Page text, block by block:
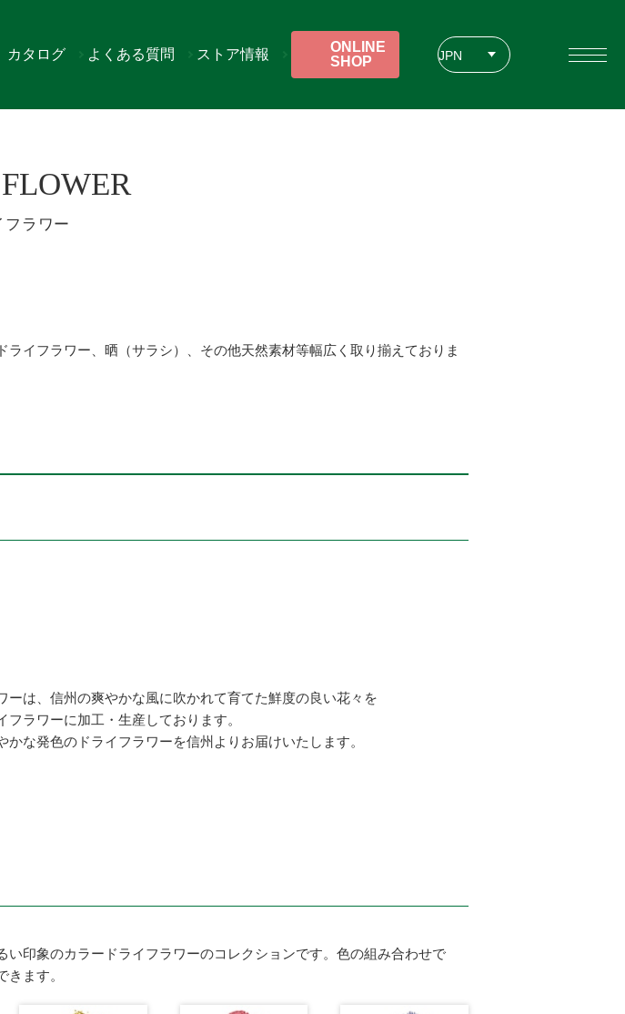
JPN
カタログ よくある質問 ストア情報
ONLINE
SHOP
フラワー
イフラワー、晒（サラシ）、その他天然素材等幅広く取り揃えておりま
ーは、信州の爽やかな風に吹かれて育てた鮮度の良い花々を
フラワーに加工・生産しております。
かな発色のドライフラワーを信州よりお届けいたします。
い印象のカラードライフラワーのコレクションです。色の組み合わせで
ます。